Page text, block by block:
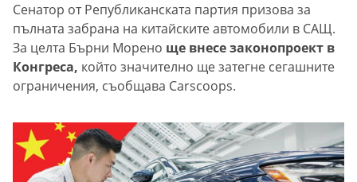
Сенатор от Републиканската партия призова за
пълната забрана на китайските автомобили в САЩ.
За целта Бърни Морено ще внесе законопроект в
Конгреса, който значително ще затегне сегашните
ограничения, съобщава Carscoops.